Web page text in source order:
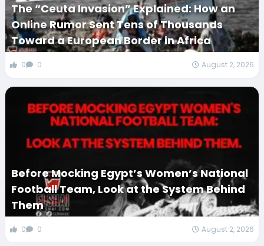
The “Ceuta Invasion” Explained: How an
Online Rumor Sent Tens of Thousands
Toward a European Border in Africa
0 0 August 2, 2026
Before Mocking Egypt’s Women’s National
Football Team, Look at the System Behind
Them
0 0 August 2, 2026